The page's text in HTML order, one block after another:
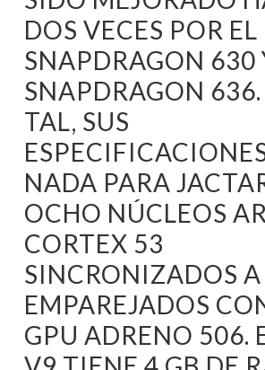
DOS VECES POR EL
SNAPDRAGON 630
SNAPDRAGON
TAL, SUS
NADA PARA
OCHO NÚCLEOS
CORTEX 53
SINCRONIZADOS
EMPAREJADOS
GPU ADRENO 506.